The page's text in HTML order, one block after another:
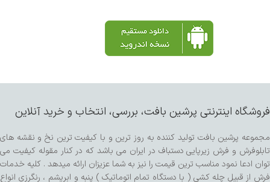
فروشگاه اینترنتی پرشین بافت، بررسی، انتخاب و خرید آنلاین
مجموعه پرشین بافت تولید کننده به روز ترین و با کیفیت ترین نخ و نقشه های
تابلوفرش و فرش زیرپایی دستباف در ایران می باشد که در کنار مقوله کیفیت می
توان ادعا نمود مناسب ترین قیمت را نیز به شما عزیزان ارائه میدهد . کلیه خدمات
فرش از قبیل چله کشی ( با دستگاه تمام اتوماتیک ) پنبه و ابریشم ، رنگرزی انواع